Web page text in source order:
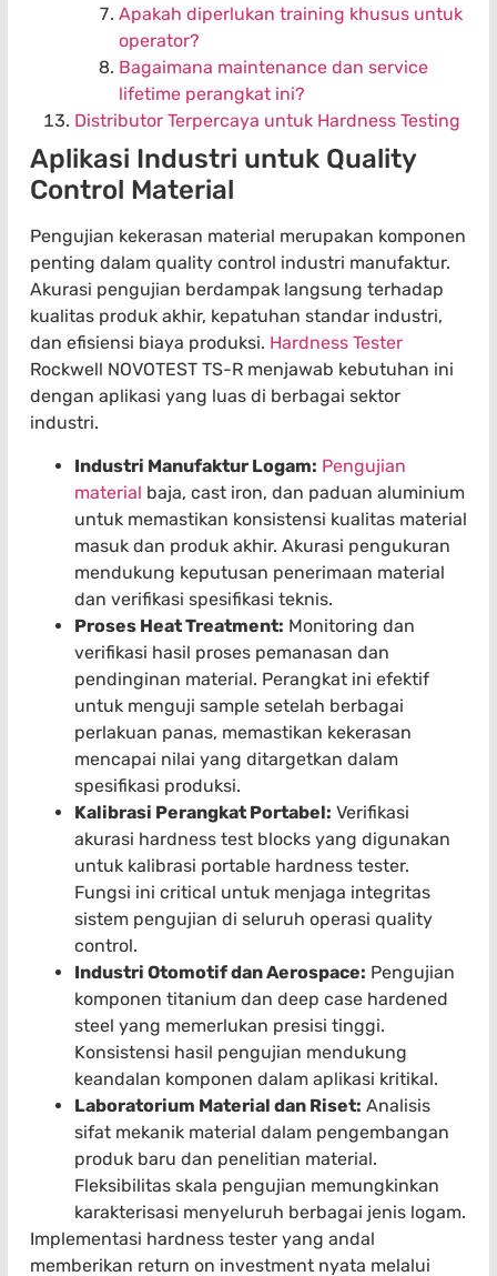
Apakah diperlukan training khusus untuk
operator?
Bagaimana maintenance dan service
lifetime perangkat ini?
Distributor Terpercaya untuk Hardness Testing
Aplikasi Industri untuk Quality
Control Material
Pengujian kekerasan material merupakan komponen
penting dalam quality control industri manufaktur.
Akurasi pengujian berdampak langsung terhadap
kualitas produk akhir, kepatuhan standar industri,
dan efisiensi biaya produksi. Hardness Tester
Rockwell NOVOTEST TS-R menjawab kebutuhan ini
dengan aplikasi yang luas di berbagai sektor
industri.
Industri Manufaktur Logam: Pengujian
material baja, cast iron, dan paduan aluminium
untuk memastikan konsistensi kualitas material
masuk dan produk akhir. Akurasi pengukuran
mendukung keputusan penerimaan material
dan verifikasi spesifikasi teknis.
Proses Heat Treatment: Monitoring dan
verifikasi hasil proses pemanasan dan
pendinginan material. Perangkat ini efektif
untuk menguji sample setelah berbagai
perlakuan panas, memastikan kekerasan
mencapai nilai yang ditargetkan dalam
spesifikasi produksi.
Kalibrasi Perangkat Portabel: Verifikasi
akurasi hardness test blocks yang digunakan
untuk kalibrasi portable hardness tester.
Fungsi ini critical untuk menjaga integritas
sistem pengujian di seluruh operasi quality
control.
Industri Otomotif dan Aerospace: Pengujian
komponen titanium dan deep case hardened
steel yang memerlukan presisi tinggi.
Konsistensi hasil pengujian mendukung
keandalan komponen dalam aplikasi kritikal.
Laboratorium Material dan Riset: Analisis
sifat mekanik material dalam pengembangan
produk baru dan penelitian material.
Fleksibilitas skala pengujian memungkinkan
karakterisasi menyeluruh berbagai jenis logam.
Implementasi hardness tester yang andal
memberikan return on investment nyata melalui